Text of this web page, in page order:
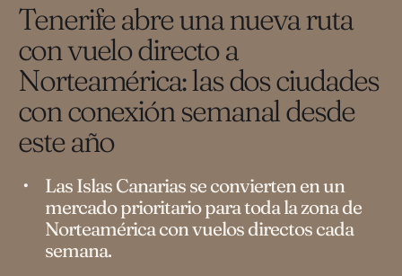
Tenerife abre una nueva ruta
con vuelo directo a
Norteamérica: las dos ciudades
con conexión semanal desde
este año
Las Islas Canarias se convierten en un
mercado prioritario para toda la zona de
Norteamérica con vuelos directos cada
semana.